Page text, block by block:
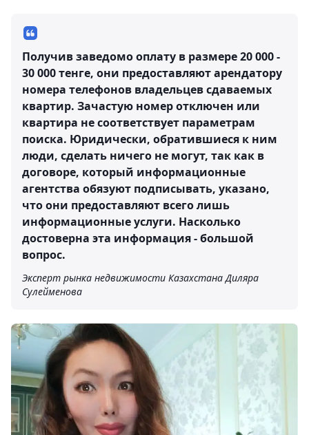
Получив заведомо оплату в размере 20 000 -
30 000 тенге, они предоставляют арендатору
номера телефонов владельцев сдаваемых
квартир. Зачастую номер отключен или
квартира не соответствует параметрам
поиска. Юридически, обратившиеся к ним
люди, сделать ничего не могут, так как в
договоре, который информационные
агентства обязуют подписывать, указано,
что они предоставляют всего лишь
информационные услуги. Насколько
достоверна эта информация - большой
вопрос.
Эксперт рынка недвижимости Казахстана Диляра
Сулейменова